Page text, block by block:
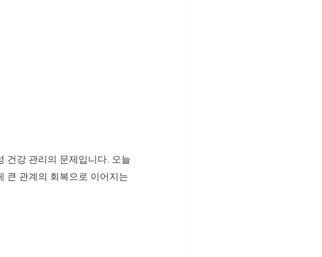
건강 관리의 문제입니다. 오늘
큰 관계의 회복으로 이어지는